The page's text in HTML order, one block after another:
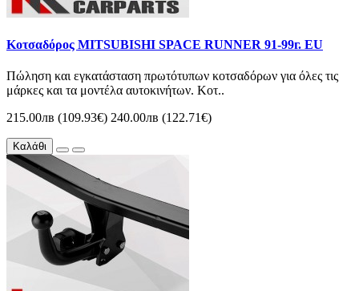
Κοτσαδόρος MITSUBISHI SPACE RUNNER 91-99г. EU
Πώληση και εγκατάσταση πρωτότυπων κοτσαδόρων για όλες τις
μάρκες και τα μοντέλα αυτοκινήτων. Κοτ..
215.00лв (109.93€) 240.00лв (122.71€)
Καλάθι